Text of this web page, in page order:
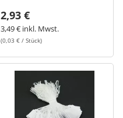
2,93 €
3,49 € inkl. Mwst.
(0,03 € / Stück)